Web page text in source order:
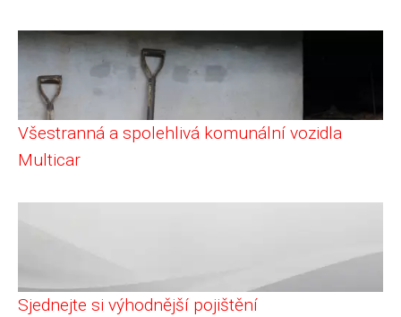
Všestranná a spolehlivá komunální vozidla
Multicar
Sjednejte si výhodnější pojištění